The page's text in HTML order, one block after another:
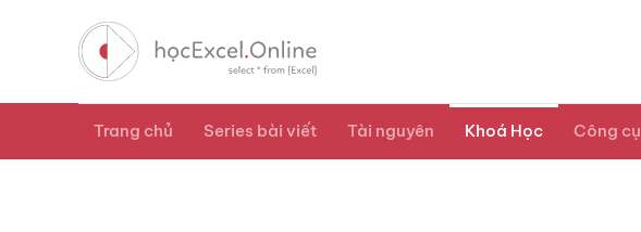
Trang chủ Series bài viết Tài nguyên Khoá Học Công cụ